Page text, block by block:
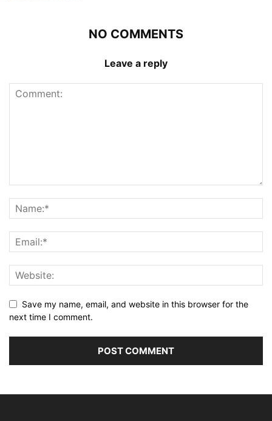
NO COMMENTS
Leave a reply
Save my name, email, and website in this browser for the
next time I comment.